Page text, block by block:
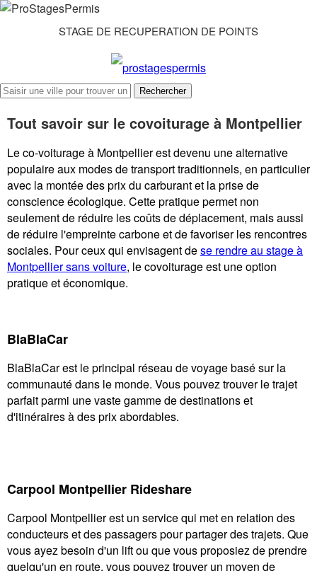
STAGE DE RECUPERATION DE POINTS
Rechercher
Tout savoir sur le covoiturage à Montpellier
Le co-voiturage à Montpellier est devenu une alternative
populaire aux modes de transport traditionnels, en particulier
avec la montée des prix du carburant et la prise de
conscience écologique. Cette pratique permet non
seulement de réduire les coûts de déplacement, mais aussi
de réduire l'empreinte carbone et de favoriser les rencontres
sociales. Pour ceux qui envisagent dese rendre au stage à
Montpellier sans voiture, le covoiturage est une option
pratique et économique.
BlaBlaCar
BlaBlaCar est le principal réseau de voyage basé sur la
communauté dans le monde. Vous pouvez trouver le trajet
parfait parmi une vaste gamme de destinations et
d'itinéraires à des prix abordables.
Carpool Montpellier Rideshare
Carpool Montpellier est un service qui met en relation des
conducteurs et des passagers pour partager des trajets. Que
vous ayez besoin d'un lift ou que vous proposiez de prendre
quelqu'un en route, vous pouvez trouver un moyen de